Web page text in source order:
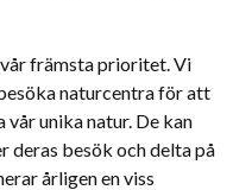
främsta prioritet. Vi
naturcentra för att
unika natur. De kan
deras besök och delta på
årligen en viss